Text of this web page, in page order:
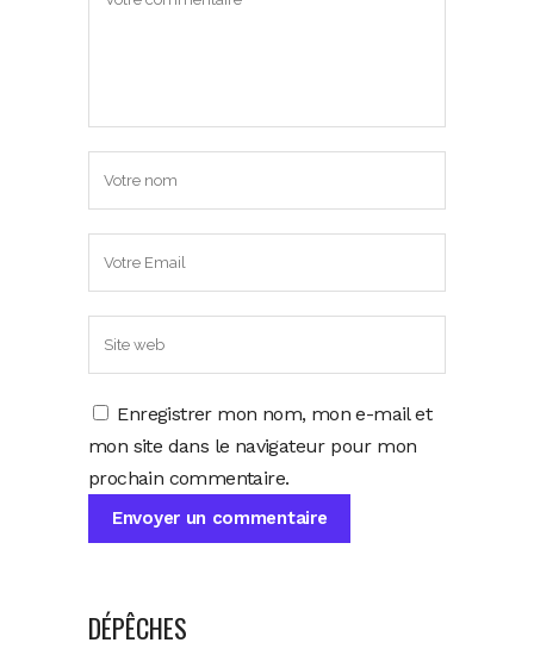
Enregistrer mon nom, mon e-mail et
mon site dans le navigateur pour mon
prochain commentaire.
DÉPÊCHES